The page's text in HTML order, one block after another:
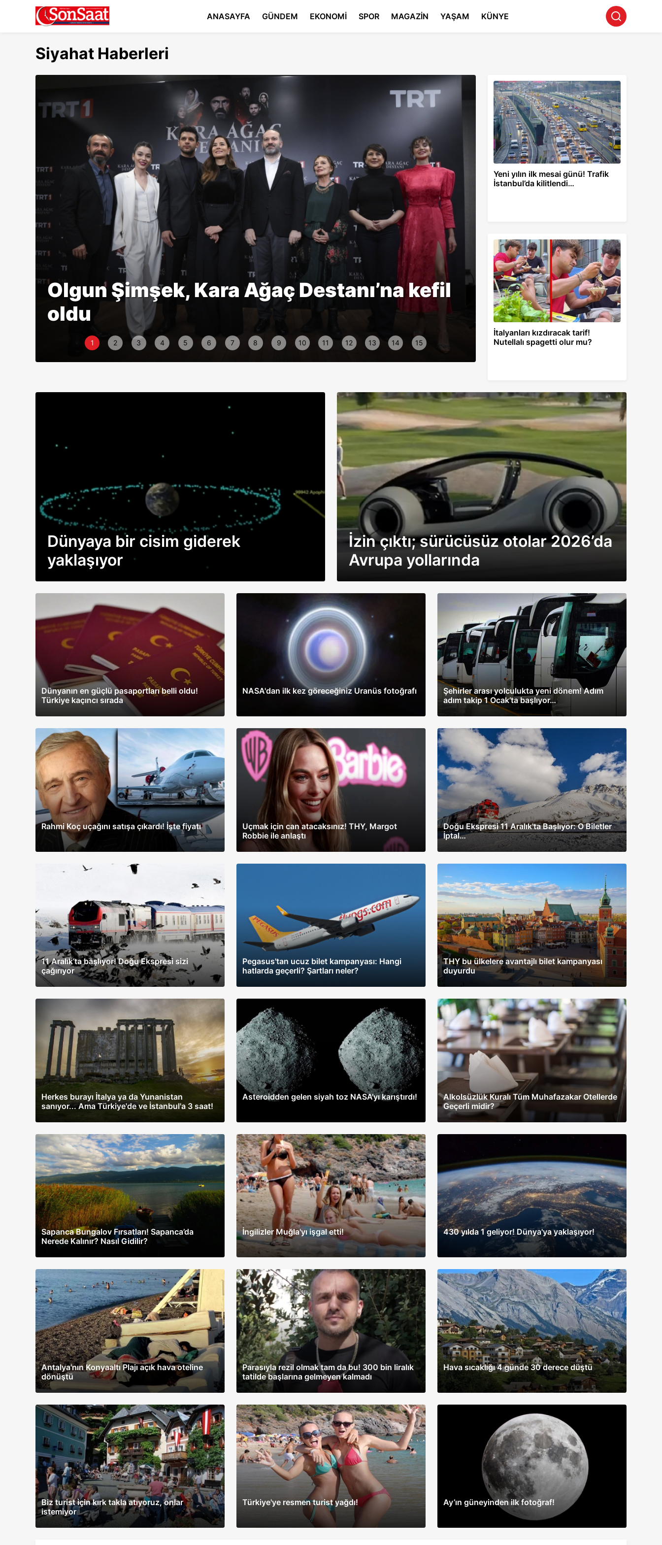
ANASAYFA GÜNDEM EKONOMİ SPOR MAGAZİN YAŞAM KÜNYE
Siyahat Haberleri
Olgun Şimşek, Kara Ağaç Destanı’na kefil
oldu
Dünyanın en dar
1 2 3 4 5 6 7 8 9 10 11 12 13 14 15
Yeni yılın ilk mesai günü! Trafik
İstanbul’da kilitlendi…
İtalyanları kızdıracak tarif!
Nutellalı spagetti olur mu?
Dünyaya bir cisim giderek
yaklaşıyor
İzin çıktı; sürücüsüz otolar 2026’da
Avrupa yollarında
Dünyanın en güçlü pasaportları belli oldu!
Türkiye kaçıncı sırada
NASA'dan ilk kez göreceğiniz Uranüs fotoğrafı
Şehirler arası yolculukta yeni dönem! Adım
adım takip 1 Ocak’ta başlıyor…
Rahmi Koç uçağını satışa çıkardı! İşte fiyatı
Uçmak için can atacaksınız! THY, Margot
Robbie ile anlaştı
Doğu Ekspresi 11 Aralık'ta Başlıyor: O Biletler
İptal…
11 Aralık’ta başlıyor! Doğu Ekspresi sizi
çağırıyor
Pegasus'tan ucuz bilet kampanyası: Hangi
hatlarda geçerli? Şartları neler?
THY bu ülkelere avantajlı bilet kampanyası
duyurdu
Herkes burayı İtalya ya da Yunanistan
sanıyor... Ama Türkiye'de ve İstanbul'a 3 saat!
Asteroidden gelen siyah toz NASA’yı karıştırdı!
Alkolsüzlük Kuralı Tüm Muhafazakar Otellerde
Geçerli midir?
Sapanca Bungalov Fırsatları! Sapanca’da
Nerede Kalınır? Nasıl Gidilir?
İngilizler Muğla'yı işgal etti! 430 yılda 1 geliyor! Dünya'ya yaklaşıyor!
Antalya'nın Konyaaltı Plajı açık hava oteline
dönüştü
Parasıyla rezil olmak tam da bu! 300 bin liralık
tatilde başlarına gelmeyen kalmadı
Hava sıcaklığı 4 günde 30 derece düştü
Biz turist için kırk takla atıyoruz, onlar
istemiyor
Türkiye'ye resmen turist yağdı! Ay’ın güneyinden ilk fotoğraf!